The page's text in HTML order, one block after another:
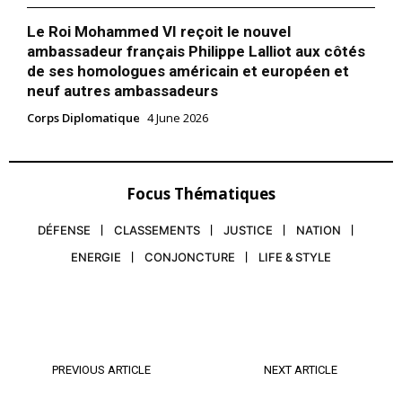
Le Roi Mohammed VI reçoit le nouvel
ambassadeur français Philippe Lalliot aux côtés
de ses homologues américain et européen et
neuf autres ambassadeurs
Corps Diplomatique 4 June 2026
Focus Thématiques
DÉFENSE CLASSEMENTS JUSTICE
NATION
ENERGIE
CONJONCTURE LIFE & STYLE
PREVIOUS ARTICLE NEXT ARTICLE